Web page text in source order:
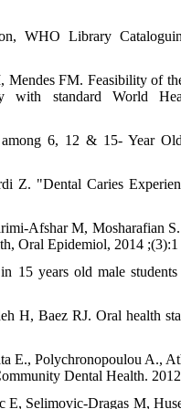
WHO Library
FM. Feasibility of
with standard World
among 6, 12 & 15- Year
Z. "Dental Caries
Afshar M, Mosharafian
Oral Epidemiol, 2014 ;(3):1
15 years old male
H, Baez RJ. Oral health
E., Polychronopoulou A.,
Dental Health.
Selimovic-Dragas M,